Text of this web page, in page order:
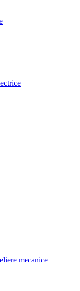
mecanice